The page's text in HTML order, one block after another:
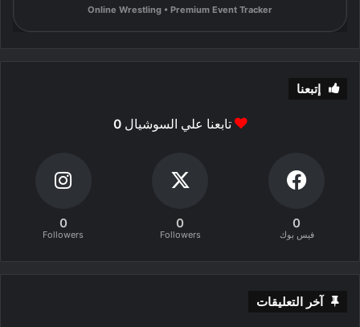
Online Wrestling • Premium Event Tracker
إتبعنا
تابعنا علي السوشيال0
0
فيس بوك
0
Followers
0
Followers
آخر التعليقات